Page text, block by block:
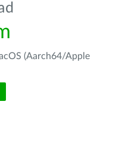
(Aarch64/Apple